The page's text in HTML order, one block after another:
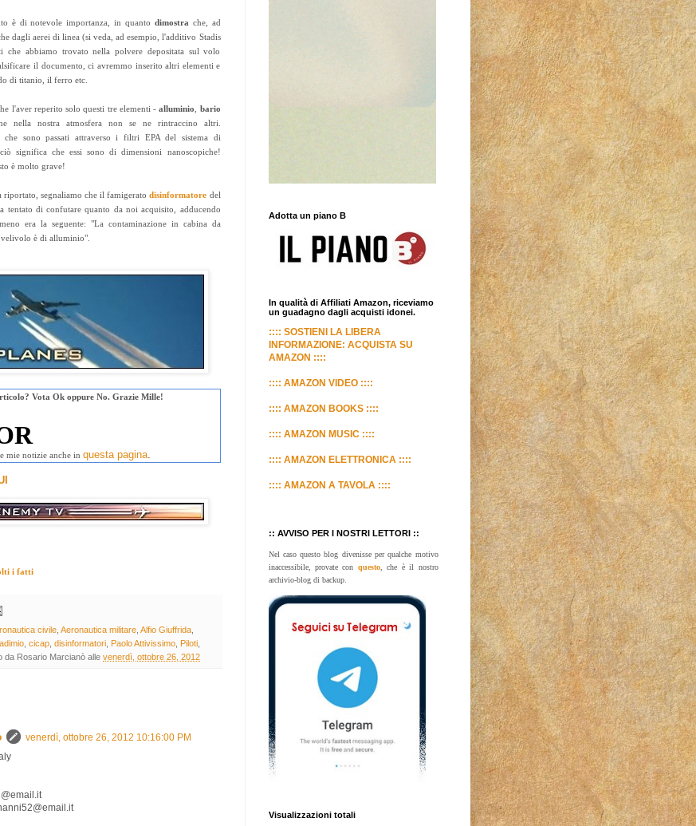
è di notevole importanza, in quanto dimostra che, ad
dagli aerei di linea (si veda, ad esempio, l'additivo Stadis
abbiamo trovato nella polvere depositata sul volo
il documento, ci avremmo inserito altri elementi e
di titanio, il ferro etc.
l'aver reperito solo questi tre elementi -alluminio
bario
nella nostra atmosfera non se ne rintraccino altri.
che sono passati attraverso i filtri EPA del sistema di
significa che essi sono di dimensioni nanoscopiche!
è molto grave!
riportato, segnaliamo che il famigeratodisinformatore del
tentato di confutare quanto da noi acquisito, adducendo
era la seguente: "La contaminazione in cabina da
è di alluminio".
Vota Ok oppure No. Grazie Mille!
mie notizie anche in questa pagina.
i fatti
civile, Aeronautica militare, Alfio Giuffrida,
, cicap, disinformatori, Paolo Attivissimo, Piloti,
da Rosario Marcianò allevenerdì, ottobre 26, 2012
venerdì, ottobre 26, 2012 10:16:00 PM
Adotta un piano B
In qualità di Affiliati Amazon, riceviamo
un guadagno dagli acquisti idonei.
:::: SOSTIENI LA LIBERA
INFORMAZIONE: ACQUISTA SU
AMAZON ::::
:::: AMAZON VIDEO ::::
:::: AMAZON BOOKS ::::
:::: AMAZON MUSIC ::::
:::: AMAZON ELETTRONICA ::::
:::: AMAZON A TAVOLA ::::
:: AVVISO PER I NOSTRI LETTORI ::
Nel caso questo blog divenisse per qualche motivo
inaccessibile, provate con questo, che è il nostro
archivio-blog di backup.
Visualizzazioni totali